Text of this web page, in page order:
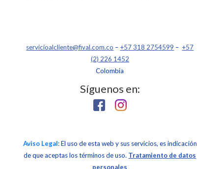
servicioalcliente@fival.com.co – +57 318 2754599 – +57
(2) 226 1452
Colombia
Síguenos en:
Aviso Legal: El uso de esta web y sus servicios, es indicación
de que aceptas los términos de uso. Tratamiento de datos
personales